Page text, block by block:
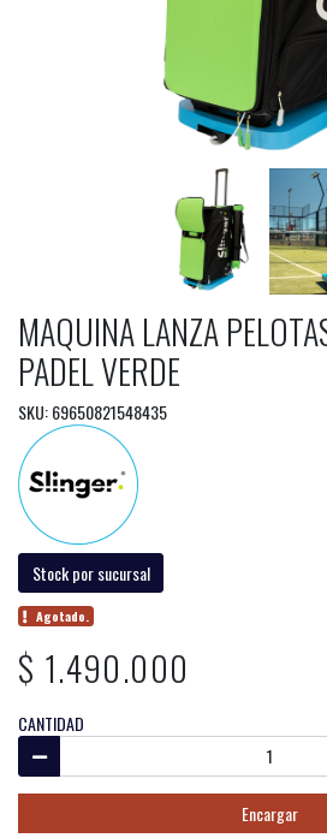
MAQUINA LANZA
PADEL VERDE
SKU: 69650821548435
Stock por sucursal
Agotado.
$ 1.490.000
CANTIDAD
Encargar